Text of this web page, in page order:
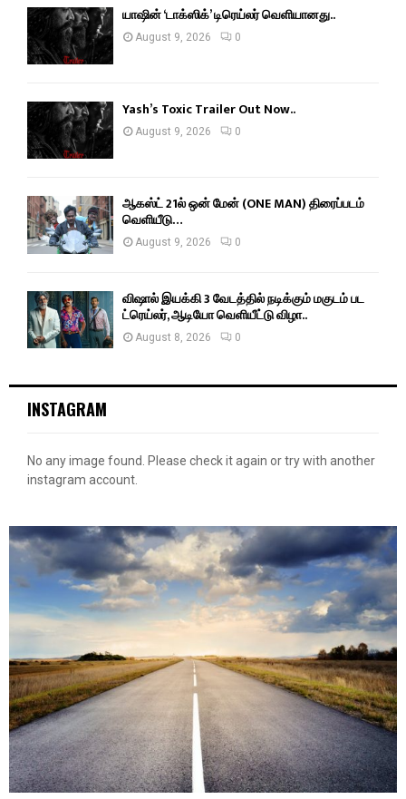
யாஷின் ‘டாக்ஸிக்’ டிரெய்லர் வெளியானது..
August 9, 2026 0
Yash’s Toxic Trailer Out Now..
August 9, 2026 0
ஆகஸ்ட் 21ல் ஒன் மேன் (ONE MAN) திரைப்படம்
வெளியீடு…
August 9, 2026 0
விஷால் இயக்கி 3 வேடத்தில் நடிக்கும் மகுடம் பட
ட்ரெய்லர், ஆடியோ வெளியீட்டு விழா..
August 8, 2026 0
INSTAGRAM
No any image found. Please check it again or try with another
instagram account.